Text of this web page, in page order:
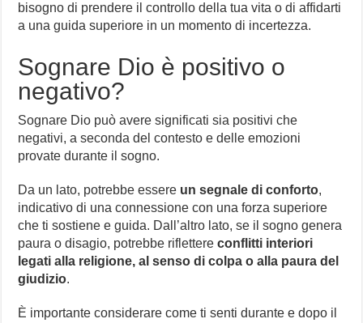
bisogno di prendere il controllo della tua vita o di affidarti
a una guida superiore in un momento di incertezza.
Sognare Dio è positivo o
negativo?
Sognare Dio può avere significati sia positivi che
negativi, a seconda del contesto e delle emozioni
provate durante il sogno.
Da un lato, potrebbe essere un segnale di conforto,
indicativo di una connessione con una forza superiore
che ti sostiene e guida. Dall’altro lato, se il sogno genera
paura o disagio, potrebbe riflettereconflitti interiori
legati alla religione, al senso di colpa o alla paura del
giudizio.
È importante considerare come ti senti durante e dopo il